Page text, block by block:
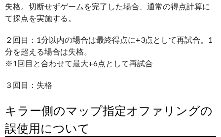
失格。切断せずゲームを完了した場合、通常の得点計算に
て採点を実施する。
２回目：1分以内の場合は最終得点に+3点として再試合。1
分を超える場合は失格。
※1回目と合わせて最大+6点として再試合
３回目：失格
キラー側のマップ指定オファリングの
誤使用について